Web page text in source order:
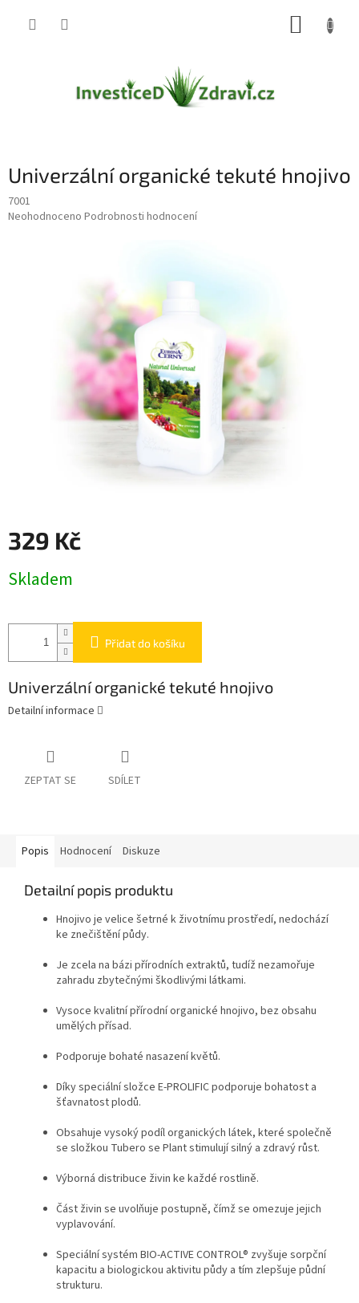
Univerzální organické tekuté hnojivo
7001
Průměrné
Neohodnoceno Podrobnosti hodnocení
329 Kč
cena:
Skladem
Přidat do košíku
Univerzální organické tekuté hnojivo
Detailní informace
ZEPTAT SE SDÍLET
Popis Hodnocení Diskuze
Detailní popis produktu
Hnojivo je velice šetrné k životnímu prostředí, nedochází
ke znečištění půdy.
Je zcela na bázi přírodních extraktů, tudíž nezamořuje
zahradu zbytečnými škodlivými látkami.
Vysoce kvalitní přírodní organické hnojivo, bez obsahu
umělých přísad.
Podporuje bohaté nasazení květů.
Díky speciální složce E-PROLIFIC podporuje bohatost a
šťavnatost plodů.
Obsahuje vysoký podíl organických látek, které společně
se složkou Tubero se Plant stimulují silný a zdravý růst.
Výborná distribuce živin ke každé rostlině.
Část živin se uvolňuje postupně, čímž se omezuje jejich
vyplavování.
Speciální systém BIO-ACTIVE CONTROL® zvyšuje sorpční
kapacitu a biologickou aktivitu půdy a tím zlepšuje půdní
strukturu.